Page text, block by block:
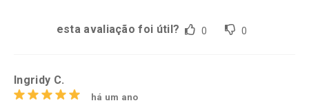
esta avaliação foi útil? 0 0
Ingridy C.
há um ano